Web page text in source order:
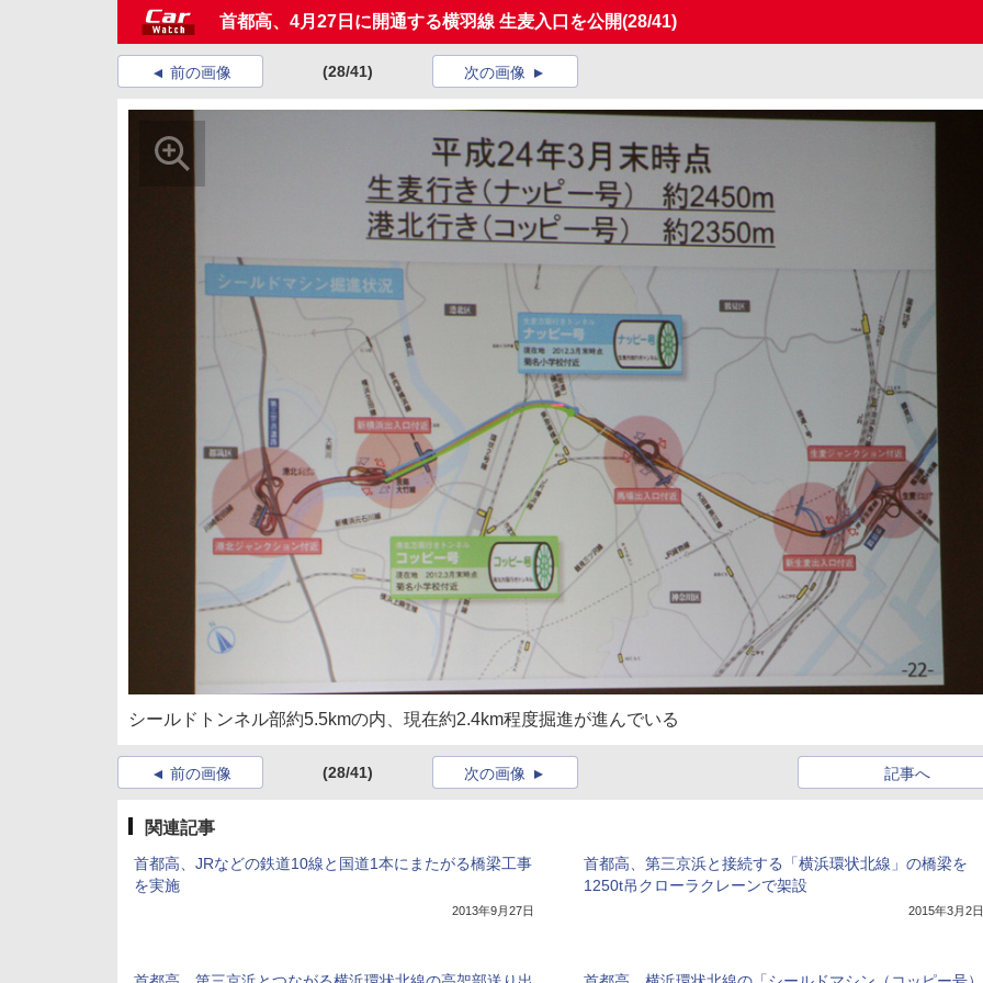
首都高、4月27日に開通する横羽線 生麦入口を公開(28/41)
前の画像 (28/41) 次の画像
シールドトンネル部約5.5kmの内、現在約2.4km程度掘進が進んでいる
前の画像 (28/41) 記事へ
次の画像
関連記事
首都高、JRなどの鉄道10線と国道1本にまたがる橋梁工事
を実施
2013年9月27日
首都高、第三京浜と接続する「横浜環状北線」の橋梁を
1250t吊クローラクレーンで架設
2015年3月2日